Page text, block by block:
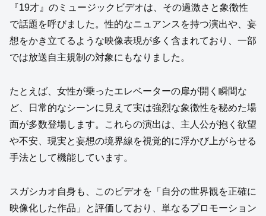
『19才』のミュージックビデオは、その過激さと象徴性
で話題を呼びました。性的なニュアンスを持つ演出や、妄
想をかき立てるような映像表現が多く含まれており、一部
では放送自主規制の対象にもなりました。
たとえば、女性が乗ったエレベーターの扉が開く瞬間な
ど、日常的なシーンに見えて実は強烈な象徴性を秘めた場
面が多数登場します。これらの演出は、主人公が抱く欲望
や不安、現実と妄想の境界線を視覚的に浮かび上がらせる
手法として機能しています。
スガシカオ自身も、このビデオを「自分の世界観を正確に
映像化した作品」と評価しており、単なるプロモーション